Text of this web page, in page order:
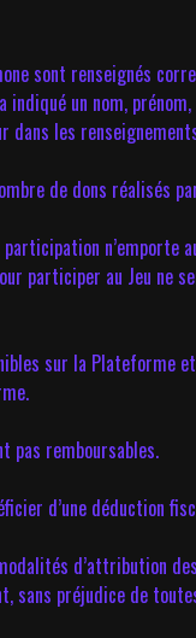
sont renseignés
un nom,
les
de dons réalisés
n’emporte
participer au Jeu ne
sur la Plateforme
pas remboursables.
d’une déduction
d’attribution
préjudice de